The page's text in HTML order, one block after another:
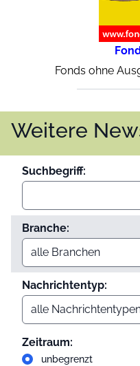
Fonds ohne
Weitere
Suchbegriff:
Branche:
Nachrichtentyp:
Zeitraum:
unbegrenzt